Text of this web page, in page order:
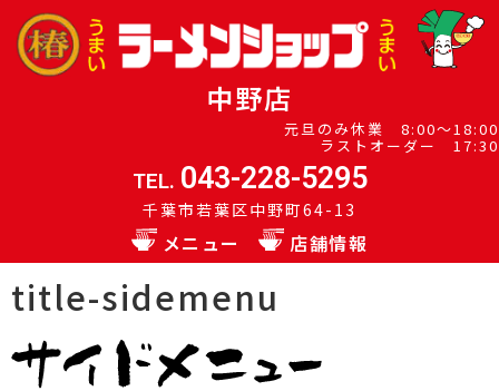
中野店
元旦のみ休業 8:00～18:00
ラストオーダー 17:30
TEL. 043-228-5295
千葉市若葉区中野町64-13
メニュー 店舗情報
title-sidemenu